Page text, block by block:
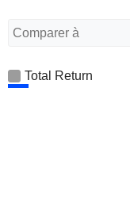
Total Return